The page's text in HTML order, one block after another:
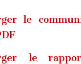
le
le